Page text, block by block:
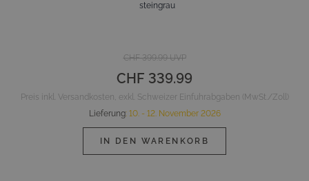
steingrau
CHF 399.99UVP
CHF 339.99
Preis inkl. Versandkosten, exkl. Schweizer Einfuhrabgaben (MwSt./Zoll)
Lieferung: 10. - 12. November 2026
IN DEN WARENKORB